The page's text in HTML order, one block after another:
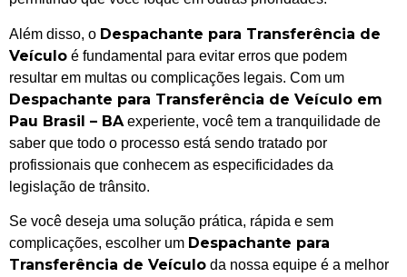
Além disso, o Despachante para Transferência de
Veículo é fundamental para evitar erros que podem
resultar em multas ou complicações legais. Com um
Despachante para Transferência de Veículo em
Pau Brasil – BA experiente, você tem a tranquilidade de
saber que todo o processo está sendo tratado por
profissionais que conhecem as especificidades da
legislação de trânsito.
Se você deseja uma solução prática, rápida e sem
complicações, escolher um Despachante para
Transferência de Veículo da nossa equipe é a melhor